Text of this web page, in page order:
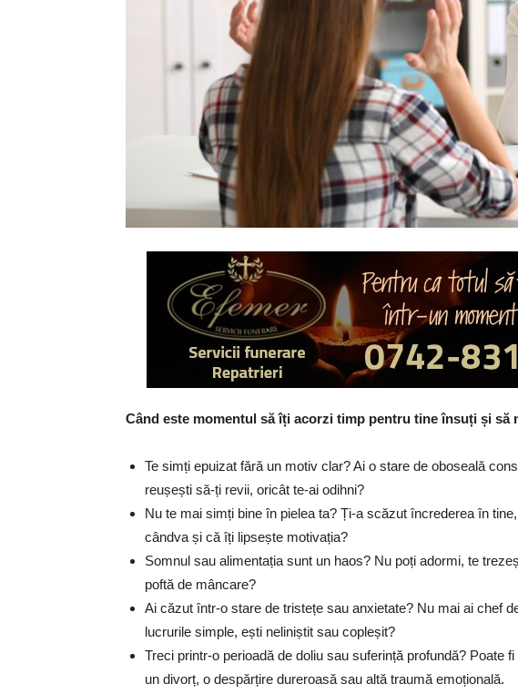
Când este momentul să îți acorzi timp pentru tine însuți și să
Te simți epuizat fără un motiv clar? Ai o stare de oboseală
reușești să-ți revii, oricât te-ai odihni?
Nu te mai simți bine în pielea ta? Ți-a scăzut încrederea în
cândva și că îți lipsește motivația?
Somnul sau alimentația sunt un haos? Nu poți adormi, te
poftă de mâncare?
Ai căzut într-o stare de tristețe sau anxietate? Nu mai ai chef
lucrurile simple, ești neliniștit sau copleșit?
Treci printr-o perioadă de doliu sau suferință profundă? Poate
un divorț, o despărțire dureroasă sau altă traumă emoțională.